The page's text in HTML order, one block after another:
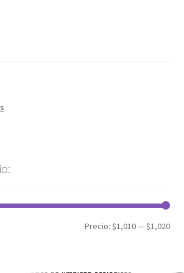
Precio: $1,010— $1,020